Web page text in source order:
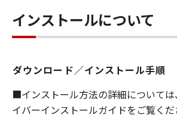
します。たとえ、キヤノン、キヤ
ンサー、キヤノンの子会社、キ
損害の可能性について知らされて
同様です。
(3) キヤノン、キヤノンのライセ
ンの子会社、キヤノンの関連会社
インストールについて
ダウンロード／インストール手順
■インストール方法の詳細について
イバーインストールガイドをご覧くだ